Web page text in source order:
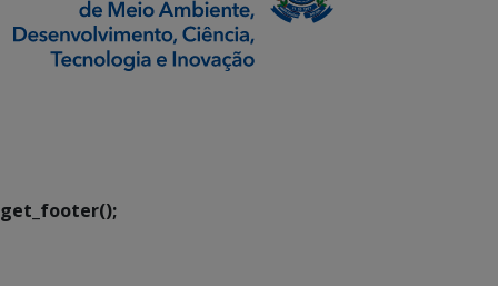
get_footer();